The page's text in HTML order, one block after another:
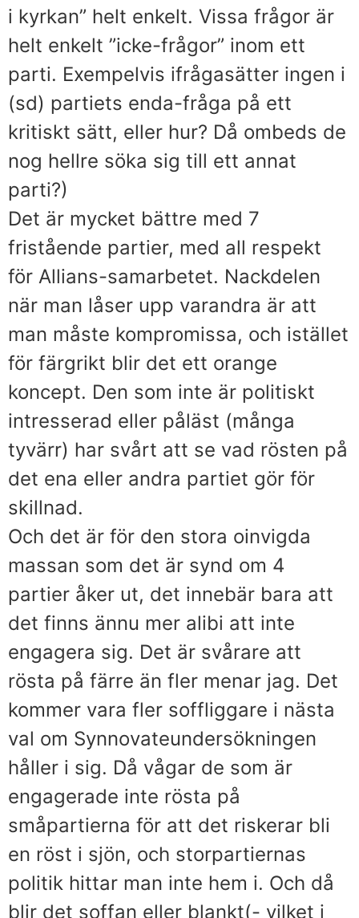
i kyrkan” helt enkelt. Vissa frågor är
helt enkelt ”icke-frågor” inom ett
parti. Exempelvis ifrågasätter ingen i
(sd) partiets enda-fråga på ett
kritiskt sätt, eller hur? Då ombeds de
nog hellre söka sig till ett annat
parti?)
Det är mycket bättre med 7
fristående partier, med all respekt
för Allians-samarbetet. Nackdelen
när man låser upp varandra är att
man måste kompromissa, och istället
för färgrikt blir det ett orange
koncept. Den som inte är politiskt
intresserad eller påläst (många
tyvärr) har svårt att se vad rösten på
det ena eller andra partiet gör för
skillnad.
Och det är för den stora oinvigda
massan som det är synd om 4
partier åker ut, det innebär bara att
det finns ännu mer alibi att inte
engagera sig. Det är svårare att
rösta på färre än fler menar jag. Det
kommer vara fler soffliggare i nästa
val om Synnovateundersökningen
håller i sig. Då vågar de som är
engagerade inte rösta på
småpartierna för att det riskerar bli
en röst i sjön, och storpartiernas
politik hittar man inte hem i. Och då
blir det soffan eller blankt(- vilket i